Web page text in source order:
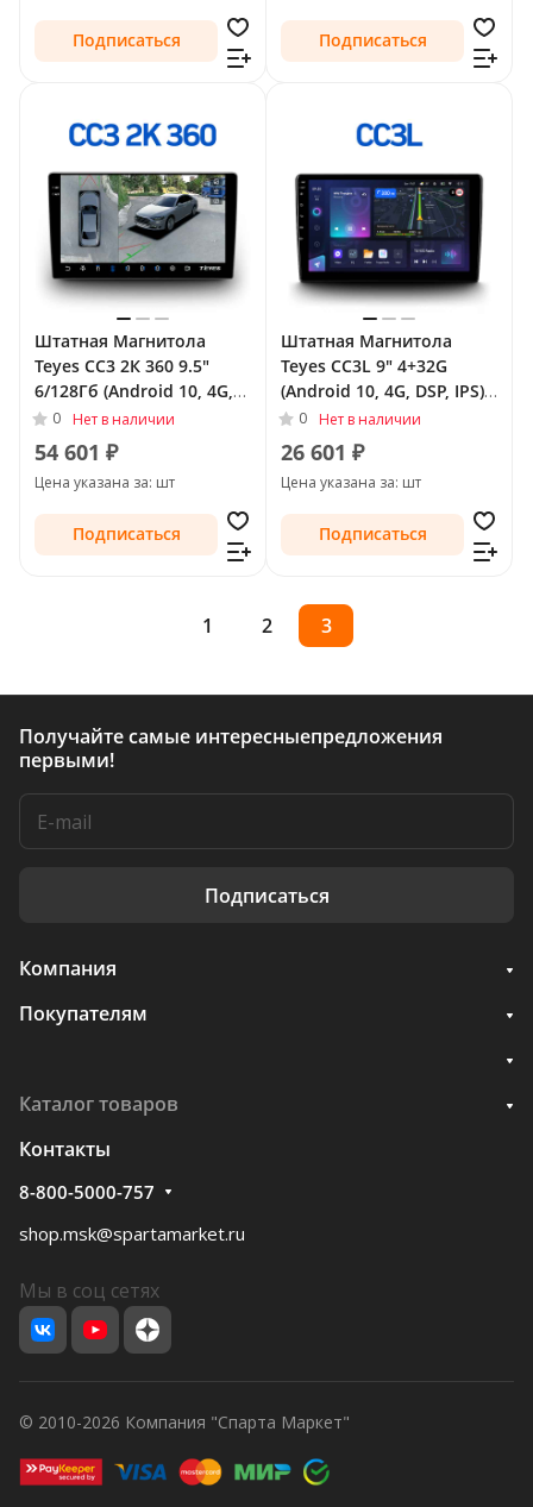
Подписаться Подписаться
Штатная Магнитола
Teyes CC3 2К 360 9.5"
6/128Гб (Android 10, 4G,
DSP, QLed) - круговой
обзор для Volkswagen
Tiguan I Рестайлинг 2011
- 2018 Тип-F1
0 Нет в наличии
54 601 ₽
Цена указана за: шт
Подписаться
Штатная Магнитола
Teyes CC3L 9" 4+32G
(Android 10, 4G, DSP, IPS)
для Volkswagen Tiguan I
Рестайлинг 2011 - 2018
Тип-F1
0 Нет в наличии
26 601 ₽
Цена указана за: шт
Подписаться
1 2 3
Получайте самые интересныепредложения
первыми!
Подписаться
Компания
Покупателям
Каталог товаров
Контакты
8-800-5000-757
shop.msk@spartamarket.ru
Мы в соц сетях
© 2010-2026 Компания "Спарта Маркет"